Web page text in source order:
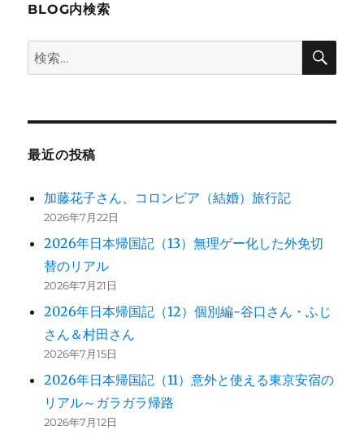
BLOG内検索
検
索:
検
最近の投稿
加藤花子さん、コロンビア（結婚）旅行記
2026年7月22日
2026年日本帰国記（13）無理ゲー化した外免切
替のリアル
2026年7月21日
2026年日本帰国記（12）個別編-谷口さん・ふじ
さん＆村田さん
2026年7月15日
2026年日本帰国記（11）意外と使える東京安宿の
リアル～ガラガラ帰路
2026年7月12日